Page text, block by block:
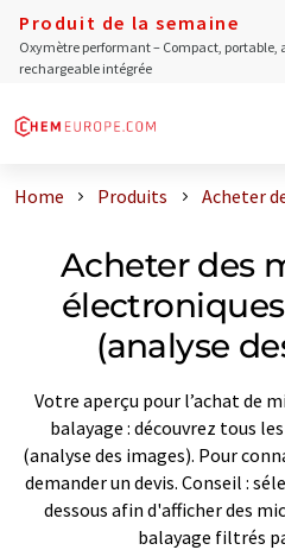
Produit de la semaine
Oxymètre performant – Compact, portable,
rechargeable intégrée
Home Produits Acheter
Acheter des
(analyse
Votre aperçu pour l’achat de
balayage : découvrez tous
(analyse des images). Pour
demander un devis. Conseil :
dessous afin d'afficher des
balayage filtrés